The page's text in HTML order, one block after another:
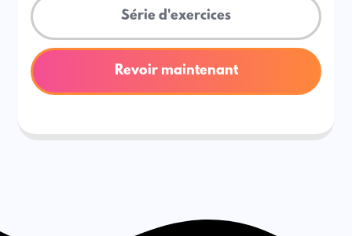
Série d'exercices
Revoir maintenant